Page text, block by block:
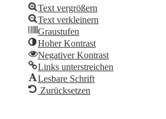
Text vergrößern
Text verkleinern
Graustufen
Hoher Kontrast
Negativer Kontrast
Links unterstreichen
Lesbare Schrift
Zurücksetzen